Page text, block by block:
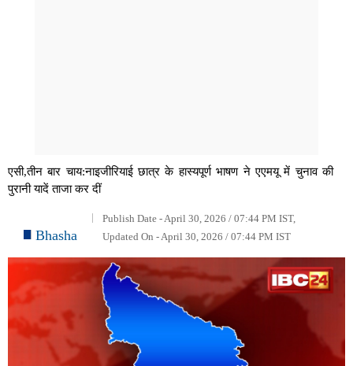
एसी,तीन बार चाय:नाइजीरियाई छात्र के हास्यपूर्ण भाषण ने एएमयू में चुनाव की
पुरानी यादें ताजा कर दीं
Bhasha
Publish Date - April 30, 2026 / 07:44 PM IST,
Updated On - April 30, 2026 / 07:44 PM IST